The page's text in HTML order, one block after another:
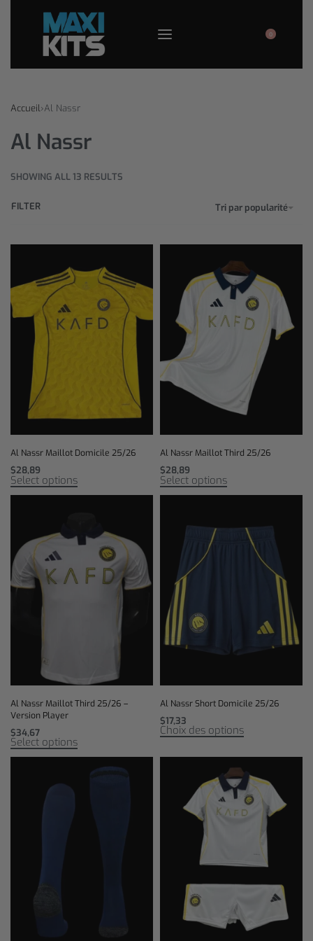
0
Accueil›Al Nassr
Al Nassr
SHOWING ALL 13 RESULTS
Tri par popularité
FILTER
Al Nassr Maillot Domicile 25/26
$28,89
Select options
Al Nassr Maillot Third 25/26
$28,89
Select options
Al Nassr Maillot Third 25/26 –
Version Player
$34,67
Select options
Al Nassr Short Domicile 25/26
$17,33
Choix des options